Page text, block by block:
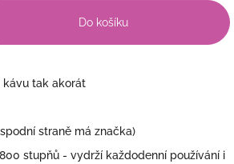
Do košíku
tak akorát
straně má značka)
stupňů - vydrží každodenní používání i